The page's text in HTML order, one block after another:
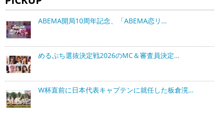
ABEMA開局10周年記念、「ABEMA恋リ…
めるぷち選抜決定戦2026のMC＆審査員決定…
W杯直前に日本代表キャプテンに就任した板倉滉…